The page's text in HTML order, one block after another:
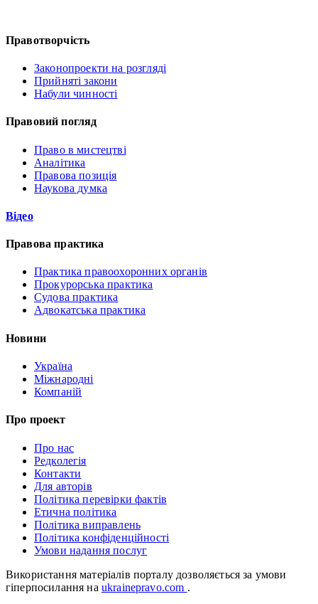
Правотворчість
Законопроекти на розгляді
Прийняті закони
Набули чинності
Правовий погляд
Право в мистецтві
Аналітика
Правова позиція
Наукова думка
Відео
Правова практика
Практика правоохоронних органів
Прокурорська практика
Судова практика
Адвокатська практика
Новини
Україна
Міжнародні
Компаній
Про проект
Про нас
Редколегія
Контакти
Для авторів
Політика перевірки фактів
Етична політика
Політика виправлень
Політика конфіденційності
Умови надання послуг
Використання матеріалів порталу дозволяється за умови
гіперпосилання на ukrainepravo.com .